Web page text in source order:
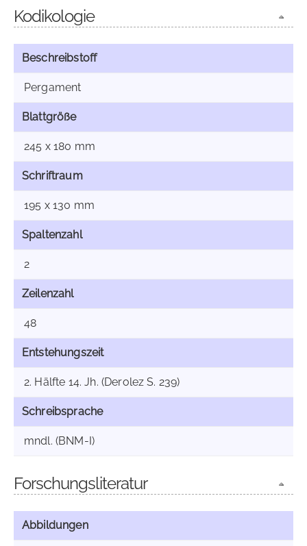
Kodikologie
Beschreibstoff
Pergament
Blattgröße
245 x 180 mm
Schriftraum
195 x 130 mm
Spaltenzahl
2
Zeilenzahl
48
Entstehungszeit
2. Hälfte 14. Jh. (Derolez S. 239)
Schreibsprache
mndl. (BNM-I)
Forschungsliteratur
Abbildungen